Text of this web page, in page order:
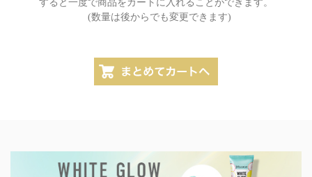
すると一度で商品をカートに入れることができます。
(数量は後からでも変更できます)